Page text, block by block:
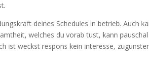
deines Schedules in betrieb. Auch
welches du vorab tust, kann pauschal
ist weckst respons kein interesse,